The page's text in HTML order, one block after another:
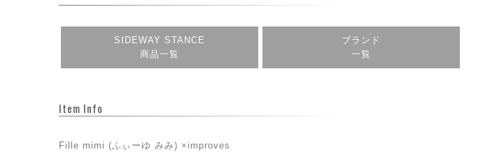
SIDEWAY STANCE
商品一覧
ブランド
一覧
Item Info
Fille mimi (ふぃーゆ みみ) ×improves